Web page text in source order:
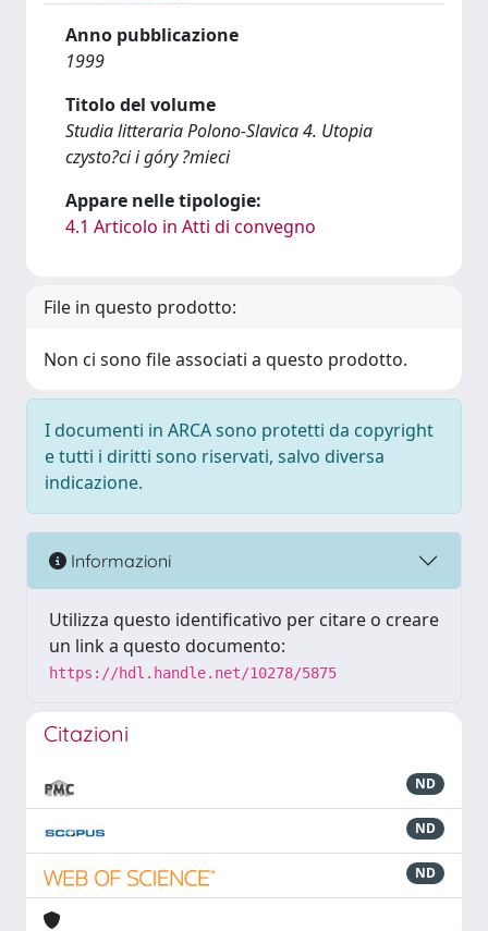
Anno pubblicazione
1999
Titolo del volume
Studia litteraria Polono-Slavica 4. Utopia
czysto?ci i góry ?mieci
Appare nelle tipologie:
4.1 Articolo in Atti di convegno
File in questo prodotto:
Non ci sono file associati a questo prodotto.
I documenti in ARCA sono protetti da copyright
e tutti i diritti sono riservati, salvo diversa
indicazione.
Informazioni
Utilizza questo identificativo per citare o creare
un link a questo documento:
https://hdl.handle.net/10278/5875
Citazioni
ND
ND
ND